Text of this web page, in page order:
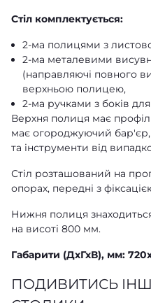
Стіл комплектується:
2-ма полицями з
2-ма металевими
(направляючі повного
верхньою полицею,
2-ма ручками з боків
Верхня полиця має
має огороджуючий
та інструменти від
Стіл розташований на
опорах, передні з
Нижня полиця
на висоті 800 мм.
Габарити (ДхГхВ), мм:
ПОДИВИТИСЬ